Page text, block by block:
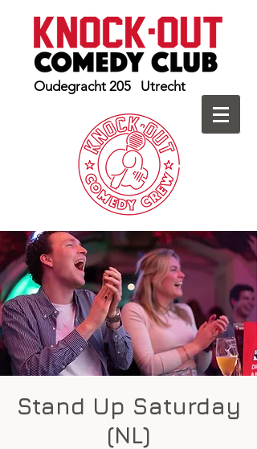
Oudegracht 205 Utrecht
Stand Up Saturday
(NL)